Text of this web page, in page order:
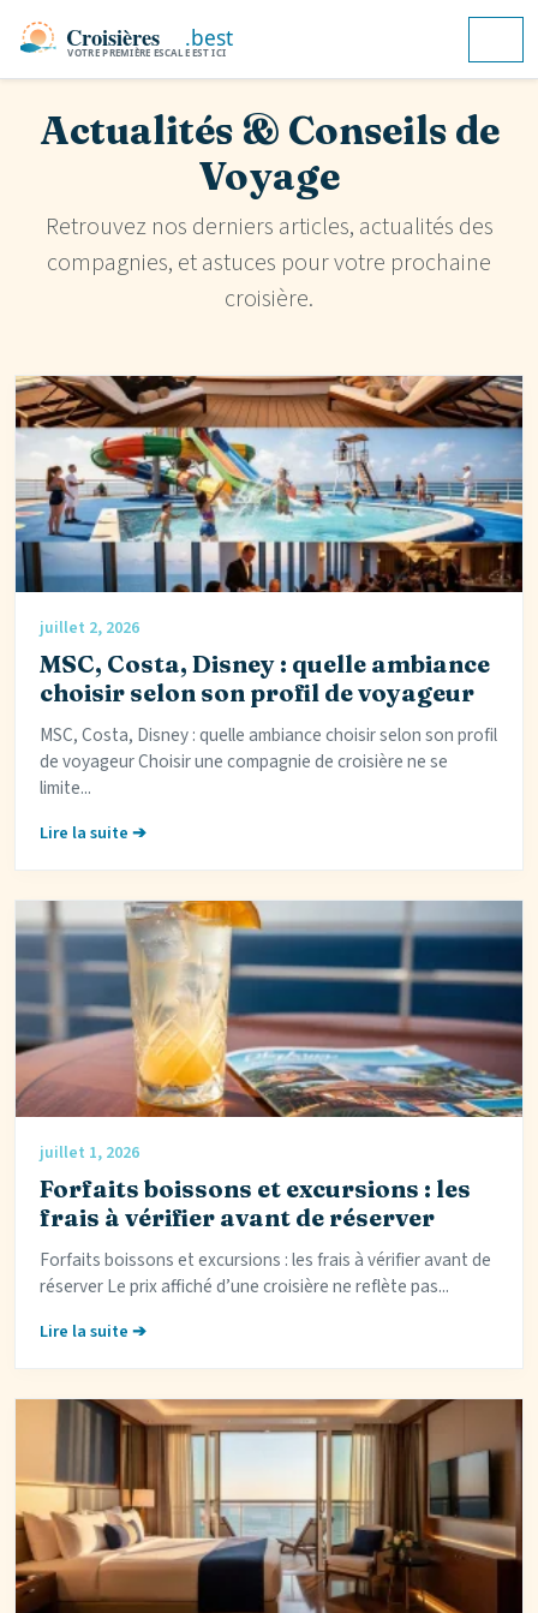
Menu
Actualités & Conseils de
Voyage
Retrouvez nos derniers articles, actualités des
compagnies, et astuces pour votre prochaine
croisière.
juillet 2, 2026
MSC, Costa, Disney : quelle ambiance
choisir selon son profil de voyageur
MSC, Costa, Disney : quelle ambiance choisir selon son profil
de voyageur Choisir une compagnie de croisière ne se
limite...
Lire la suite ➔
juillet 1, 2026
Forfaits boissons et excursions : les
frais à vérifier avant de réserver
Forfaits boissons et excursions : les frais à vérifier avant de
réserver Le prix affiché d’une croisière ne reflète pas...
Lire la suite ➔